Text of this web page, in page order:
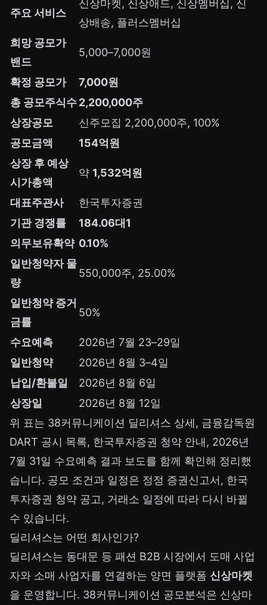
주요 서비스
신상마켓, 신상애드, 신상멤버십, 신
상배송, 플러스멤버십
희망 공모가
밴드
5,000–7,000원
확정 공모가
7,000원
총 공모주식수2,200,000주
상장공모
신주모집 2,200,000주, 100%
공모금액
154억원
상장 후 예상
시가총액
약 1,532억원
대표주관사
한국투자증권
기관 경쟁률
184.06대1
의무보유확약 0.10%
일반청약자 물
량
550,000주, 25.00%
일반청약 증거
금률
50%
수요예측
2026년 7월 23–29일
일반청약
2026년 8월 3–4일
납입/환불일
2026년 8월 6일
상장일
2026년 8월 12일
위 표는 38커뮤니케이션 딜리셔스 상세, 금융감독원
DART 공시 목록, 한국투자증권 청약 안내, 2026년
7월 31일 수요예측 결과 보도를 함께 확인해 정리했
습니다. 공모 조건과 일정은 정정 증권신고서, 한국
투자증권 청약 공고, 거래소 일정에 따라 다시 바뀔
수 있습니다.
딜리셔스는 어떤 회사인가?
딜리셔스는 동대문 등 패션 B2B 시장에서 도매 사업
자와 소매 사업자를 연결하는 양면 플랫폼 신상마켓
을 운영합니다. 38커뮤니케이션 공모분석은 신상마